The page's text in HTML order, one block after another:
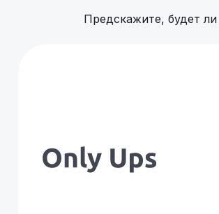
Предскажите, будет